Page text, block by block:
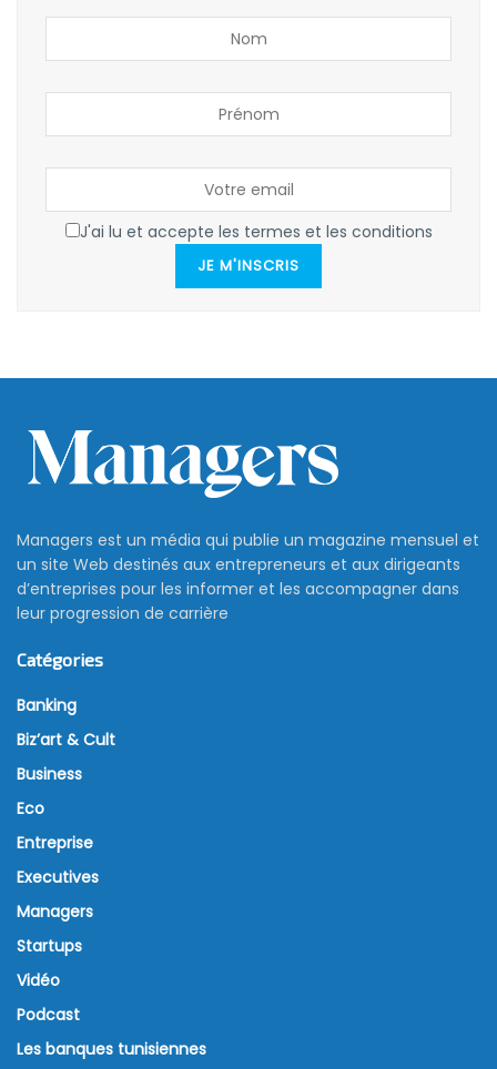
J'ai lu et accepte les termes et les conditions
JE M'INSCRIS
Managers est un média qui publie un magazine mensuel et
un site Web destinés aux entrepreneurs et aux dirigeants
d’entreprises pour les informer et les accompagner dans
leur progression de carrière
Catégories
Banking
Biz’art & Cult
Business
Eco
Entreprise
Executives
Managers
Startups
Vidéo
Podcast
Les banques tunisiennes